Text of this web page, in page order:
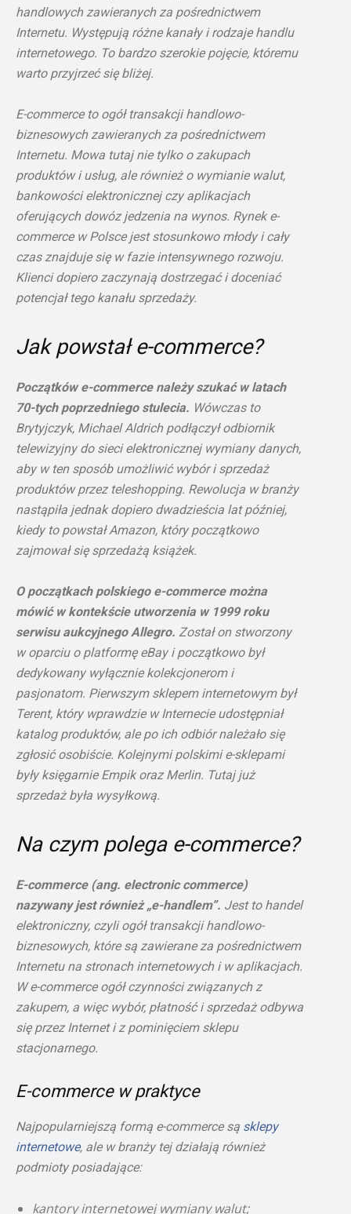
handlowych zawieranych za pośrednictwem
Internetu. Występują różne kanały i rodzaje handlu
internetowego. To bardzo szerokie pojęcie, któremu
warto przyjrzeć się bliżej.
E-commerce to ogół transakcji handlowo-
biznesowych zawieranych za pośrednictwem
Internetu. Mowa tutaj nie tylko o zakupach
produktów i usług, ale również o wymianie walut,
bankowości elektronicznej czy aplikacjach
oferujących dowóz jedzenia na wynos. Rynek e-
commerce w Polsce jest stosunkowo młody i cały
czas znajduje się w fazie intensywnego rozwoju.
Klienci dopiero zaczynają dostrzegać i doceniać
potencjał tego kanału sprzedaży.
Jak powstał e-commerce?
Początków e-commerce należy szukać w latach
70-tych poprzedniego stulecia. Wówczas to
Brytyjczyk, Michael Aldrich podłączył odbiornik
telewizyjny do sieci elektronicznej wymiany danych,
aby w ten sposób umożliwić wybór i sprzedaż
produktów przez teleshopping. Rewolucja w branży
nastąpiła jednak dopiero dwadzieścia lat później,
kiedy to powstał Amazon, który początkowo
zajmował się sprzedażą książek.
O początkach polskiego e-commerce można
mówić w kontekście utworzenia w 1999 roku
serwisu aukcyjnego Allegro. Został on stworzony
w oparciu o platformę eBay i początkowo był
dedykowany wyłącznie kolekcjonerom i
pasjonatom. Pierwszym sklepem internetowym był
Terent, który wprawdzie w Internecie udostępniał
katalog produktów, ale po ich odbiór należało się
zgłosić osobiście. Kolejnymi polskimi e-sklepami
były księgarnie Empik oraz Merlin. Tutaj już
sprzedaż była wysyłkową.
Na czym polega e-commerce?
E-commerce (ang. electronic commerce)
nazywany jest również„e-handlem”. Jest to handel
elektroniczny, czyli ogół transakcji handlowo-
biznesowych, które są zawierane za pośrednictwem
Internetu na stronach internetowych i w aplikacjach.
W e-commerce ogół czynności związanych z
zakupem, a więc wybór, płatność i sprzedaż odbywa
się przez Internet i z pominięciem sklepu
stacjonarnego.
E-commerce w praktyce
Najpopularniejszą formą e-commerce są sklepy
internetowe, ale w branży tej działają również
podmioty posiadające:
kantory internetowej wymiany walut;